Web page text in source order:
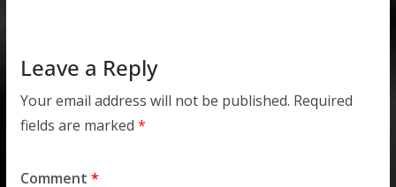
Leave a Reply
Your email address will not be published. Required
fields are marked *
Comment *